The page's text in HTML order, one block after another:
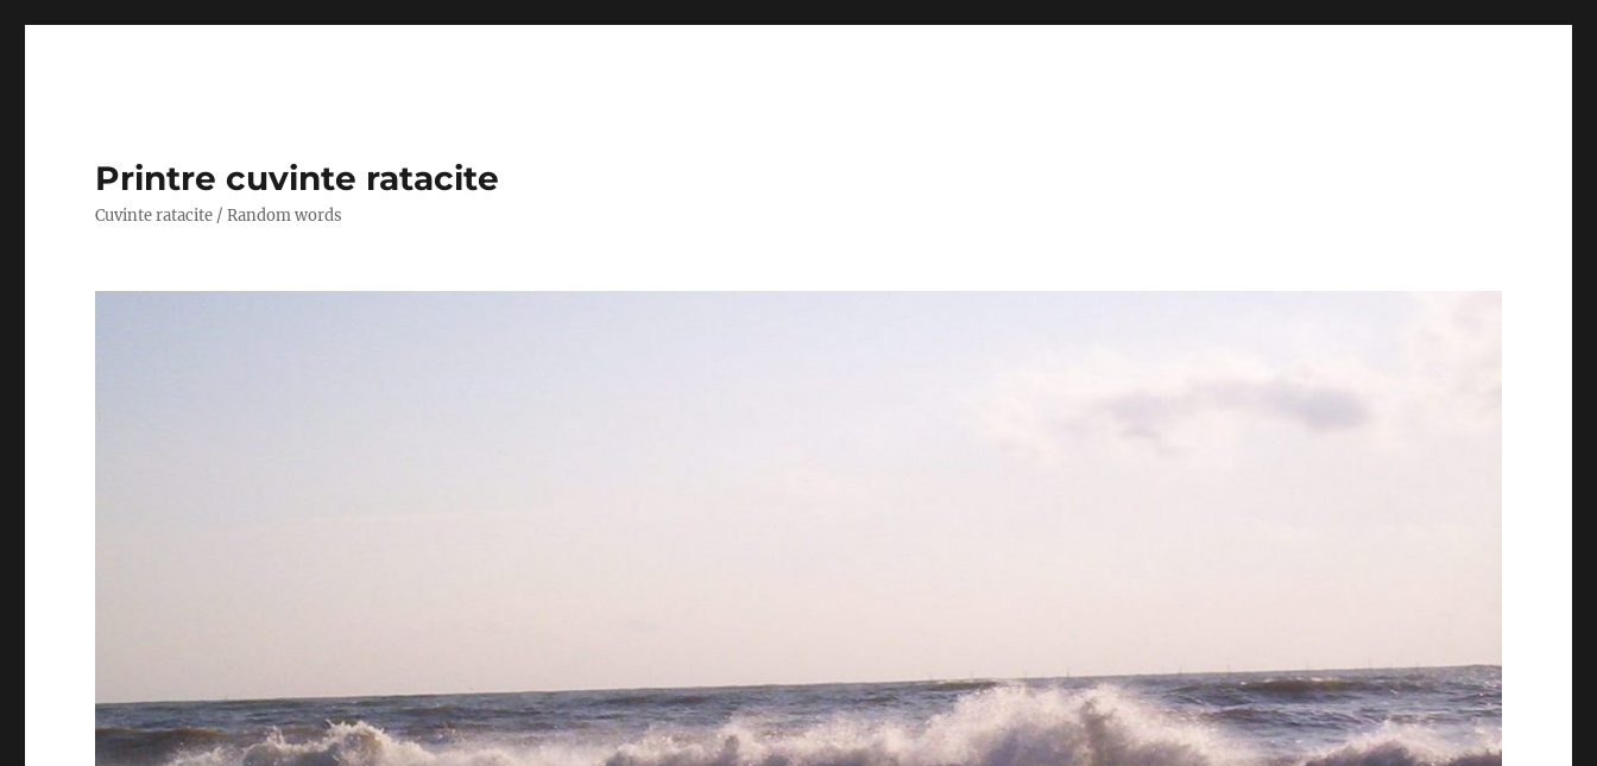
Printre cuvinte ratacite
Cuvinte ratacite / Random words